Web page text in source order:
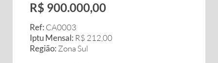
R$ 900.000,00
Ref: CA0003
Iptu Mensal: R$ 212,00
Região: Zona Sul